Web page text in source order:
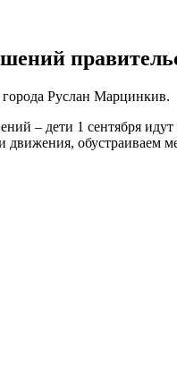
Руслан Марцинкив.
– дети 1 сентября
обустраиваем